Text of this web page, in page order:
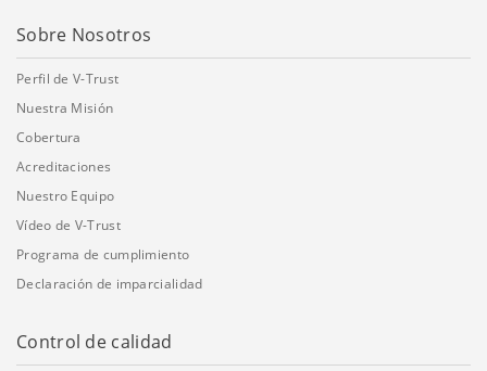
Sobre Nosotros
Perfil de V-Trust
Nuestra Misión
Cobertura
Acreditaciones
Nuestro Equipo
Vídeo de V-Trust
Programa de cumplimiento
Declaración de imparcialidad
Control de calidad